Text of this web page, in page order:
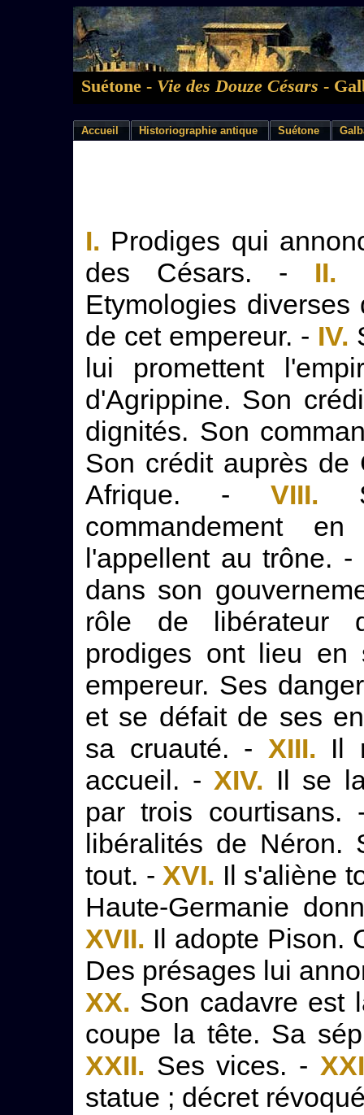
Suétone - Vie des Douze Césars -
Accueil Historiographie antique Suétone
I. Prodiges qui
des Césars. - II.
Etymologies
de cet empereur. - IV.
lui promettent
d'Agrippine. Son
dignités. Son
Son crédit auprès de
Afrique. - VIII.
commandement
l'appellent au trône. -
dans son
rôle de libérateur
prodiges ont lieu
empereur. Ses
et se défait de ses
sa cruauté. - XIII. Il
accueil. - XIV. Il se
par trois
libéralités de Néron.
tout. - XVI. Il s'aliène
Haute-Germanie
XVII. Il adopte Pison.
Des présages lui
XX. Son cadavre est
coupe la tête. Sa
XXII. Ses vices. -
statue ; décret